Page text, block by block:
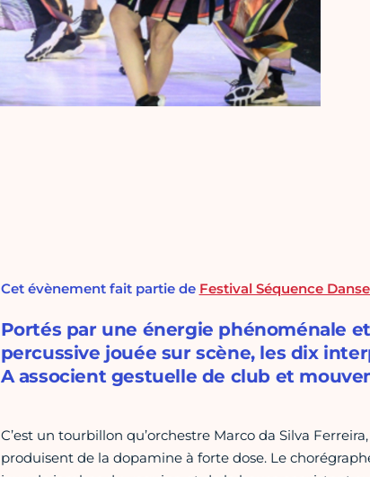
Cet évènement fait partie de Festival Séquence
Portés par une énergie phénoménale
percussive jouée sur scène, les dix
A associent gestuelle de club et
C’est un tourbillon qu’orchestre Marco da Silva
produisent de la dopamine à forte dose. Le